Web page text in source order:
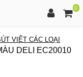
0
VIẾT CÁC LOẠI
DELI EC20010